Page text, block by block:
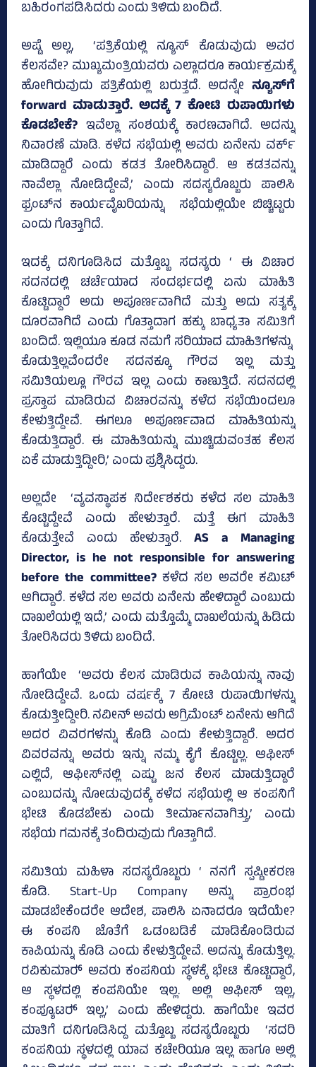
ಬಹಿರಂಗಪಡಿಸಿದರು ಎಂದು ತಿಳಿದು ಬಂದಿದೆ.
ಅಷ್ಟೆ ಅಲ್ಲ, ‘ಪತ್ರಿಕೆಯಲ್ಲಿ ನ್ಯೂಸ್ ಕೊಡುವುದು ಅವರ
ಕೆಲಸವೇ? ಮುಖ್ಯಮಂತ್ರಿಯವರು ಎಲ್ಲಾದರೂ ಕಾರ್ಯಕ್ರಮಕ್ಕೆ
ಹೋಗಿರುವುದು ಪತ್ರಿಕೆಯಲ್ಲಿ ಬರುತ್ತದೆ. ಅದನ್ನೇ ನ್ಯೂಸ್‌ಗೆ
forward ಮಾಡುತ್ತಾರೆ. ಅದಕ್ಕೆ 7 ಕೋಟಿ ರುಪಾಯಿಗಳು
ಕೊಡಬೇಕೆ? ಇವೆಲ್ಲಾ ಸಂಶಯಕ್ಕೆ ಕಾರಣವಾಗಿದೆ. ಅದನ್ನು
ನಿವಾರಣೆ ಮಾಡಿ. ಕಳೆದ ಸಭೆಯಲ್ಲಿ ಅವರು ಏನೇನು ವರ್ಕ್‌
ಮಾಡಿದ್ದಾರೆ ಎಂದು ಕಡತ ತೋರಿಸಿದ್ದಾರೆ. ಆ ಕಡತವನ್ನು
ನಾವೆಲ್ಲಾ ನೋಡಿದ್ದೇವೆ,’ ಎಂದು ಸದಸ್ಯರೊಬ್ಬರು ಪಾಲಿಸಿ
ಫ್ರಂಟ್‌ನ ಕಾರ್ಯವೈಖರಿಯನ್ನು ಸಭೆಯಲ್ಲಿಯೇ ಬಿಚ್ಚಿಟ್ಟರು
ಎಂದು ಗೊತ್ತಾಗಿದೆ.
ಇದಕ್ಕೆ ದನಿಗೂಡಿಸಿದ ಮತ್ತೊಬ್ಬ ಸದಸ್ಯರು ‘ ಈ ವಿಚಾರ
ಸದನದಲ್ಲಿ ಚರ್ಚೆಯಾದ ಸಂದರ್ಭದಲ್ಲಿ ಏನು ಮಾಹಿತಿ
ಕೊಟ್ಟಿದ್ದಾರೆ ಅದು ಅಪೂರ್ಣವಾಗಿದೆ ಮತ್ತು ಅದು ಸತ್ಯಕ್ಕೆ
ದೂರವಾಗಿದೆ ಎಂದು ಗೊತ್ತಾದಾಗ ಹಕ್ಕು ಬಾಧ್ಯತಾ ಸಮಿತಿಗೆ
ಬಂದಿದೆ. ಇಲ್ಲಿಯೂ ಕೂಡ ನಮಗೆ ಸರಿಯಾದ ಮಾಹಿತಿಗಳನ್ನು
ಕೊಡುತ್ತಿಲ್ಲವೆಂದರೇ ಸದನಕ್ಕೂ ಗೌರವ ಇಲ್ಲ ಮತ್ತು
ಸಮಿತಿಯಲ್ಲೂ ಗೌರವ ಇಲ್ಲ ಎಂದು ಕಾಣುತ್ತಿದೆ. ಸದನದಲ್ಲಿ
ಪ್ರಸ್ತಾಪ ಮಾಡಿರುವ ವಿಚಾರವನ್ನು ಕಳೆದ ಸಭೆಯಿಂದಲೂ
ಕೇಳುತ್ತಿದ್ದೇವೆ. ಈಗಲೂ ಅಪೂರ್ಣವಾದ ಮಾಹಿತಿಯನ್ನು
ಕೊಡುತ್ತಿದ್ದಾರೆ. ಈ ಮಾಹಿತಿಯನ್ನು ಮುಚ್ಚಿಡುವಂತಹ ಕೆಲಸ
ಏಕೆ ಮಾಡುತ್ತಿದ್ದೀರಿ,’ ಎಂದು ಪ್ರಶ್ನಿಸಿದ್ದರು.
ಅಲ್ಲದೇ ‘ವ್ಯವಸ್ಥಾಪಕ ನಿರ್ದೇಶಕರು ಕಳೆದ ಸಲ ಮಾಹಿತಿ
ಕೊಟ್ಟಿದ್ದೇವೆ ಎಂದು ಹೇಳುತ್ತಾರೆ. ಮತ್ತೆ ಈಗ ಮಾಹಿತಿ
ಕೊಡುತ್ತೇವೆ ಎಂದು ಹೇಳುತ್ತಾರೆ. AS a Managing
Director, is he not responsible for answering
before the committee?ಕಳೆದ ಸಲ ಅವರೇ ಕಮಿಟ್
ಆಗಿದ್ದಾರೆ. ಕಳೆದ ಸಲ ಅವರು ಏನೇನು ಹೇಳಿದ್ದಾರೆ ಎಂಬುದು
ದಾಖಲೆಯಲ್ಲಿ ಇದೆ,’ ಎಂದು ಮತ್ತೊಮ್ಮೆ ದಾಖಲೆಯನ್ನು ಹಿಡಿದು
ತೋರಿಸಿದರು ತಿಳಿದು ಬಂದಿದೆ.
ಹಾಗೆಯೇ ‘ಅವರು ಕೆಲಸ ಮಾಡಿರುವ ಕಾಪಿಯನ್ನು ನಾವು
ನೋಡಿದ್ದೇವೆ. ಒಂದು ವರ್ಷಕ್ಕೆ 7 ಕೋಟಿ ರುಪಾಯಿಗಳನ್ನು
ಕೊಡುತ್ತೀದ್ದೀರಿ. ನವೀನ್‌ ಅವರು ಅಗ್ರಿಮೆಂಟ್‌ ಏನೇನು ಆಗಿದೆ
ಅದರ ವಿವರಗಳನ್ನು ಕೊಡಿ ಎಂದು ಕೇಳುತ್ತಿದ್ದಾರೆ. ಅದರ
ವಿವರವನ್ನು ಅವರು ಇನ್ನು ನಮ್ಮ ಕೈಗೆ ಕೊಟ್ಟಿಲ್ಲ. ಆಫೀಸ್‌
ಎಲ್ಲಿದೆ, ಆಫೀಸ್‌ನಲ್ಲಿ ಎಷ್ಟು ಜನ ಕೆಲಸ ಮಾಡುತ್ತಿದ್ದಾರೆ
ಎಂಬುದನ್ನು ನೋಡುವುದಕ್ಕೆ ಕಳೆದ ಸಭೆಯಲ್ಲಿ ಆ ಕಂಪನಿಗೆ
ಭೇಟಿ ಕೊಡಬೇಕು ಎಂದು ತೀರ್ಮಾನವಾಗಿತ್ತು,’ ಎಂದು
ಸಭೆಯ ಗಮನಕ್ಕೆ ತಂದಿರುವುದು ಗೊತ್ತಾಗಿದೆ.
ಸಮಿತಿಯ ಮಹಿಳಾ ಸದಸ್ಯರೊಬ್ಬರು ‘ ನನಗೆ ಸ್ಪಷ್ಟೀಕರಣ
ಕೊಡಿ. Start-Up Company ಅನ್ನು ಪ್ರಾರಂಭ
ಮಾಡಬೇಕೆಂದರೇ ಆದೇಶ, ಪಾಲಿಸಿ ಏನಾದರೂ ಇದೆಯೇ?
ಈ ಕಂಪನಿ ಜೊತೆಗೆ ಒಡಂಬಡಿಕೆ ಮಾಡಿಕೊಂಡಿರುವ
ಕಾಪಿಯನ್ನು ಕೊಡಿ ಎಂದು ಕೇಳುತ್ತಿದ್ದೇವೆ. ಅದನ್ನು ಕೊಡುತ್ತಿಲ್ಲ.
ರವಿಕುಮಾರ್‍‌ ಅವರು ಕಂಪನಿಯ ಸ್ಥಳಕ್ಕೆ ಭೇಟಿ ಕೊಟ್ಟಿದ್ದಾರೆ,
ಆ ಸ್ಥಳದಲ್ಲಿ ಕಂಪನಿಯೇ ಇಲ್ಲ. ಅಲ್ಲಿ ಆಫೀಸ್‌ ಇಲ್ಲ,
ಕಂಪ್ಯೂಟರ್‍‌ ಇಲ್ಲ,’ ಎಂದು ಹೇಳಿದ್ದರು. ಹಾಗೆಯೇ ಇವರ
ಮಾತಿಗೆ ದನಿಗೂಡಿಸಿದ್ದ ಮತ್ತೊಬ್ಬ ಸದಸ್ಯರೊಬ್ಬರು ‘ಸದರಿ
ಕಂಪನಿಯ ಸ್ಥಳದಲ್ಲಿ ಯಾವ ಕಚೇರಿಯೂ ಇಲ್ಲ ಹಾಗೂ ಅಲ್ಲಿ